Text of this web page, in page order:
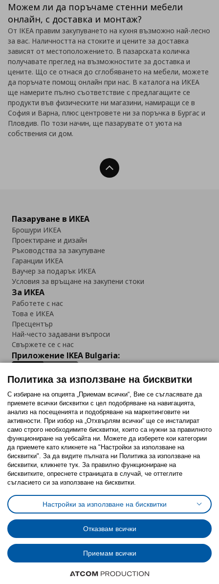
Можем ли да поръчаме стенни мебели
онлайн, с доставка и монтаж?
От IKEA правим закупуването на кухня възможно най-лесно
за вас. Наличността на стоките и цените за доставка
зависят от местоположението. В пазарската количка
получавате преглед на възможностите за доставка и
цените. Що се отнася до сглобяването на мебели, можете
да поръчате помощ онлайн при нас. В каталога на ИКЕА
ще намерите пълно съответствие с предлагащите се
продукти във физическите ни магазини, намиращи се в
София и Варна, плюс центровете ни за поръчка в Бургас и
Пловдив. По този начин, ще пазарувате от уюта на
собствения си дом.
Нагоре
Пазаруване в ИКЕА
Брошури ИКЕА
Проектиране и дизайн
Ръководства за закупуване
Гаранции ИКЕА
Ваучер за подарък ИКЕА
Условия за връщане на закупени стоки
За ИКЕА
Работете с нас
Това е ИКЕА
Пресцентър
Най-често задавани въпроси
Свържете се с нас
Приложение IKEA Bulgaria:
Последвайте ни:
FacebookTwitterYoutubePinterestInstagram
Политика за използване на бисквитки (Cookies)
Избор на настройки за използване на бисквитки
Условия за ползване на ikea.bgОбща политика за личните данни
Политика за защита на личните данни на ikea.bg
Общи условия на програма IKEA Family
Политика за защита на лични данни на програма IKEA Family
© Inter-IKEA Systems B.V. 1999 - 2025
Политика за използване на бисквитки
С избиране на опцията „Приемам всички“, Вие се съгласявате да
приемете всички бисквитки с цел подобряване на навигацията,
анализ на посещенията и подобряване на маркетинговите ни
активности. При избор на „Отхвърлям всички“ ще се инсталират
само строго необходимитe бисквитки, които са нужни за правилното
функциониране на уебсайта ни. Можете да изберете кои категории
да приемете като кликнете на "Настройки за използване на
бисквитки". За да видите пълната ни Политика за използване на
бисквитки, кликнете тук. За правилно функциониране на
бисквитките, опреснете страницата в случай, че оттеглите
съгласието си за използване на бисквитки.
Настройки за използване на бисквитки
Отказвам всички
Приемам всички